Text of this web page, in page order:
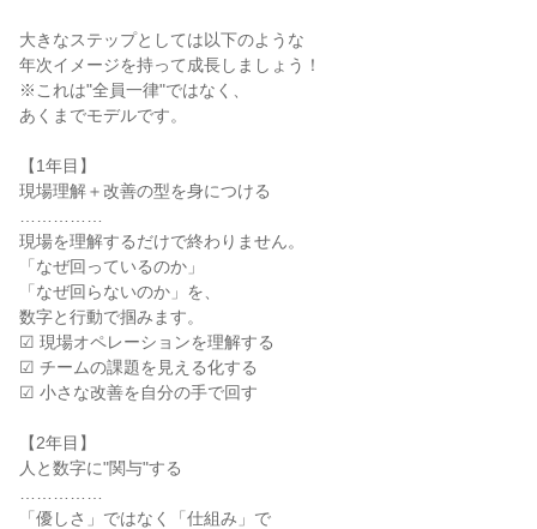
大きなステップとしては以下のような
年次イメージを持って成長しましょう！
※これは"全員一律"ではなく、
あくまでモデルです。
【1年目】
現場理解＋改善の型を身につける
現場を理解するだけで終わりません。
「なぜ回っているのか」
「なぜ回らないのか」を、
数字と行動で掴みます。
☑ 現場オペレーションを理解する
☑ チームの課題を見える化する
☑ 小さな改善を自分の手で回す
【2年目】
人と数字に"関与"する
「優しさ」ではなく「仕組み」で